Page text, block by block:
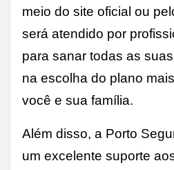
meio do site oficial ou
será atendido por
para sanar todas as
na escolha do plano
você e sua família.
Além disso, a Porto
um excelente suporte